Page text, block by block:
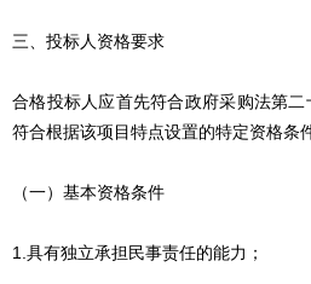
三、投标人资格要求
合格投标人应首先符合政府采购法第
符合根据该项目特点设置的特定资格条件
（一）基本资格条件
1.具有独立承担民事责任的能力；